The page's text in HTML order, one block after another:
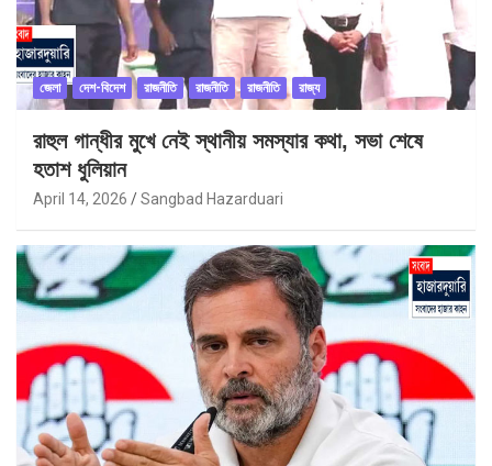
জেলা দেশ-বিদেশ রাজনীতি রাজনীতি রাজনীতি রাজ্য
রাহুল গান্ধীর মুখে নেই স্থানীয় সমস্যার কথা, সভা শেষে
হতাশ ধুলিয়ান
April 14, 2026 Sangbad Hazarduari